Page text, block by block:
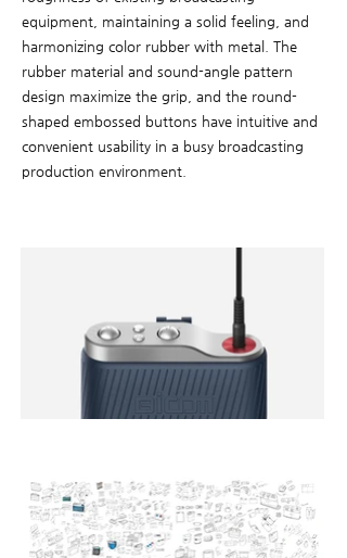
equipment, maintaining a solid feeling, and
harmonizing color rubber with metal. The
rubber material and sound-angle pattern
design maximize the grip, and the round-
shaped embossed buttons have intuitive and
convenient usability in a busy broadcasting
production environment.